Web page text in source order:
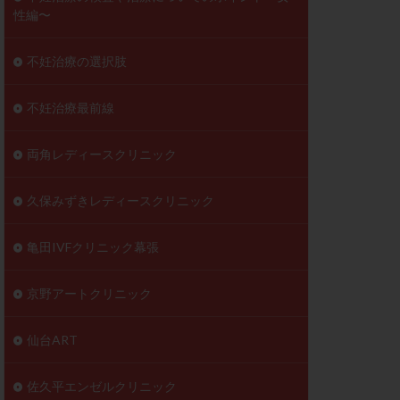
性編〜
不妊治療の選択肢
不妊治療最前線
両角レディースクリニック
久保みずきレディースクリニック
亀田IVFクリニック幕張
京野アートクリニック
仙台ART
佐久平エンゼルクリニック